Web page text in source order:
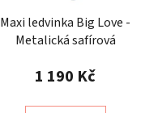
Maxi ledvinka Big Love -
Metalická safírová
1 190 Kč